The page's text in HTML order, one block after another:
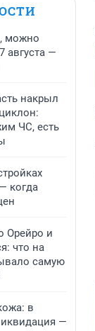
можно
августа —
накрыл
ЧС, есть
когда
Орейро и
что на
самую
в
—